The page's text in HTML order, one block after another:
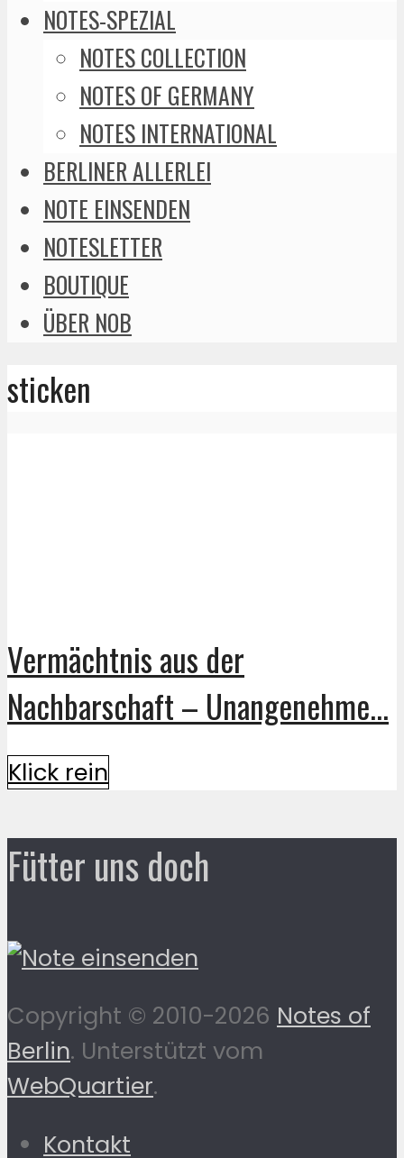
NOTES-SPEZIAL
NOTES COLLECTION
NOTES OF GERMANY
NOTES INTERNATIONAL
BERLINER ALLERLEI
NOTE EINSENDEN
NOTESLETTER
BOUTIQUE
ÜBER NOB
sticken
Vermächtnis aus der
Nachbarschaft – Unangenehme...
Klick rein
Fütter uns doch
Copyright © 2010-2026 Notes of
Berlin. Unterstützt vom
WebQuartier.
Kontakt